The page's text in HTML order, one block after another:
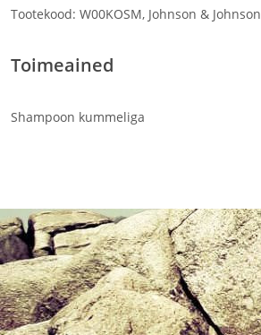
Tootekood: W00KOSM, Johnson & Johnson
Toimeained
Shampoon kummeliga